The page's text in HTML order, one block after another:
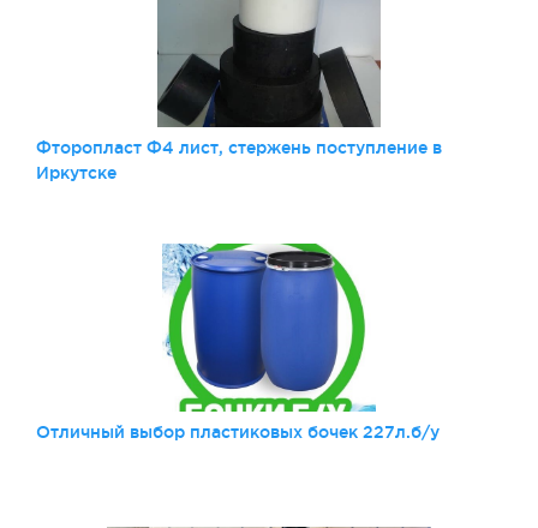
Фторопласт Ф4 лист, стержень поступление в
Иркутске
Отличный выбор пластиковых бочек 227л.б/у